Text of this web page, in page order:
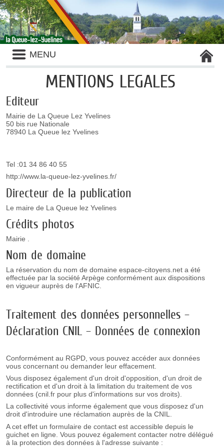
Liste
des
avertissements
MENU
MENTIONS LEGALES
Editeur
Mairie de La Queue Lez Yvelines
50 bis rue Nationale
78940 La Queue lez Yvelines
Tel :01 34 86 40 55
http://www.la-queue-lez-yvelines.fr/
Directeur de la publication
Le maire de La Queue lez Yvelines
Crédits photos
Mairie .
Nom de domaine
La réservation du nom de domaine espace-citoyens.net a été
effectuée par la société Arpège conformément aux dispositions
en vigueur auprès de l'AFNIC.
Traitement des données personnelles –
Déclaration CNIL – Données de connexion
Conformément au RGPD, vous pouvez accéder aux données
vous concernant ou demander leur effacement.
Vous disposez également d'un droit d'opposition, d'un droit de
rectification et d'un droit à la limitation du traitement de vos
données (cnil.fr pour plus d'informations sur vos droits).
La collectivité vous informe également que vous disposez d'un
droit d'introduire une réclamation auprès de la CNIL.
A cet effet un formulaire de contact est accessible depuis le
guichet en ligne. Vous pouvez également contacter notre délégué
à la protection des données à l'adresse suivante :